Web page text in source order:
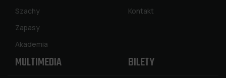
Szachy
Zapasy
Akademia
Kontakt
MULTIMEDIA BILETY